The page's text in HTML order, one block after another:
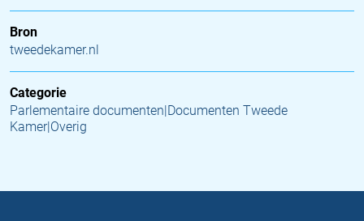
Bron
tweedekamer.nl
Categorie
Parlementaire documenten|Documenten Tweede
Kamer|Overig